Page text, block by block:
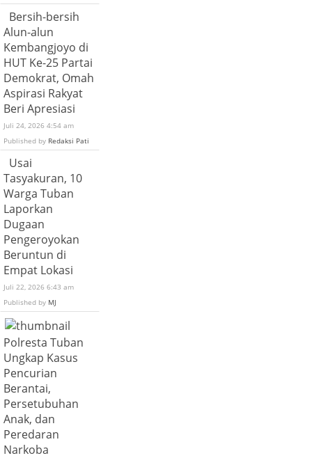
Bersih-bersih
Alun-alun
Kembangjoyo di
HUT Ke-25 Partai
Demokrat, Omah
Aspirasi Rakyat
Beri Apresiasi
Juli 24, 2026 4:54 am
Published by Redaksi Pati
Usai
Tasyakuran, 10
Warga Tuban
Laporkan
Dugaan
Pengeroyokan
Beruntun di
Empat Lokasi
Juli 22, 2026 6:43 am
Published by MJ
Polresta Tuban
Ungkap Kasus
Pencurian
Berantai,
Persetubuhan
Anak, dan
Peredaran
Narkoba